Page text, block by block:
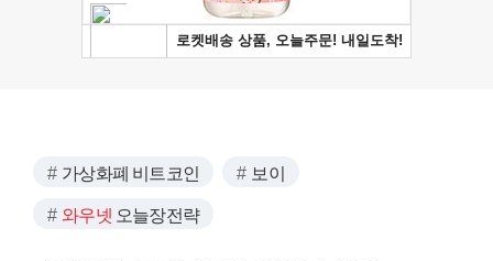
가상화폐 비트코인 보이
와우넷 오늘장전략